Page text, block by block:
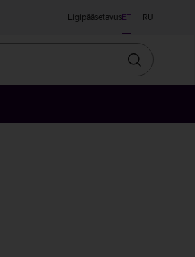
LigipääsetavusET RU
Otsin